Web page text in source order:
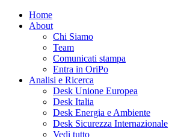
Home
About
Chi Siamo
Team
Comunicati stampa
Entra in OriPo
Analisi e Ricerca
Desk Unione Europea
Desk Italia
Desk Energia e Ambiente
Desk Sicurezza Internazionale
Vedi tutto